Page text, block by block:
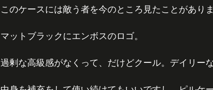
このケースには敵う者を今のところ見たことがありま
マットブラックにエンボスのロゴ。
過剰な高級感がなくって、だけどクール。デイリー